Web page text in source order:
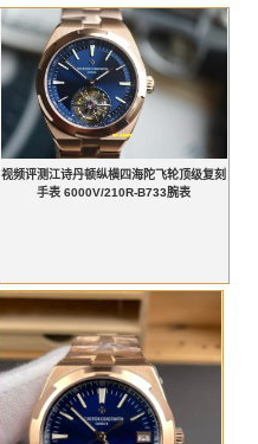
视频评测江诗丹顿纵横四海陀飞轮顶级复刻
手表 6000V/210R-B733腕表